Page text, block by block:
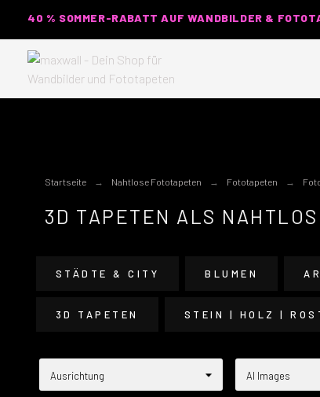
40 % SOMMER-RABATT AUF WANDBILDER &
Startseite Nahtlose Fototapeten Fototapeten
3D TAPETEN ALS
STÄDTE & CITY BLUMEN
3D TAPETEN STEIN | HOLZ |
Ausrichtung AI Images